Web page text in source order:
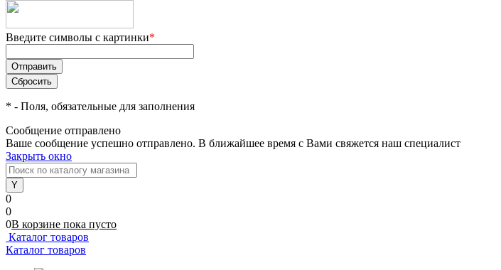
Введите символы с картинки*
* - Поля, обязательные для заполнения
Сообщение отправлено
Ваше сообщение успешно отправлено. В ближайшее время с Вами свяжется наш специалист
Закрыть окно
0
0
0В корзине пока пусто
Каталог товаров
Каталог товаров